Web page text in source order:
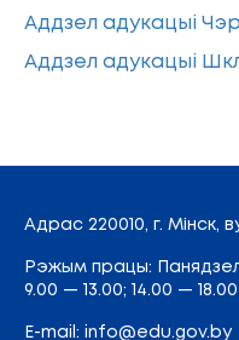
Аддзел адукацыі
Аддзел адукацыі
Адрас 220010, г. Мінск,
Рэжым працы:
9.00 — 13.00; 14.00 — 18.00
E-mail: info@edu.gov.by